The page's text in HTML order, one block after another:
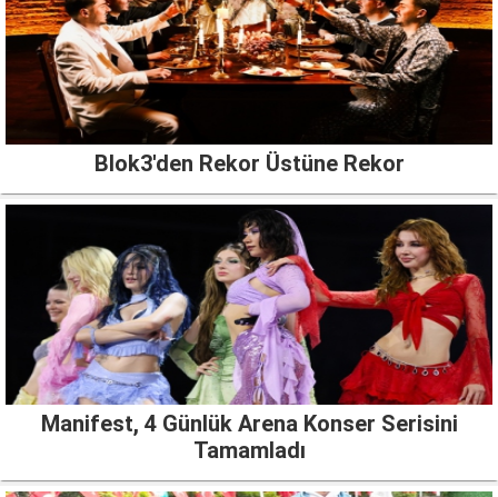
Blok3'den Rekor Üstüne Rekor
Manifest, 4 Günlük Arena Konser Serisini
Tamamladı